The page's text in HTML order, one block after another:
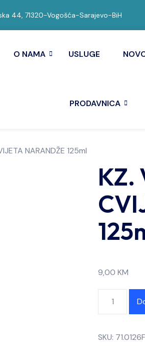
44, 71320-Vogošća-Sarajevo-BiH
O NAMA USLUGE
PRODAVNICA
NARANDŽE 125ml
KZ.
9,00 KM
SKU: 71.0126F